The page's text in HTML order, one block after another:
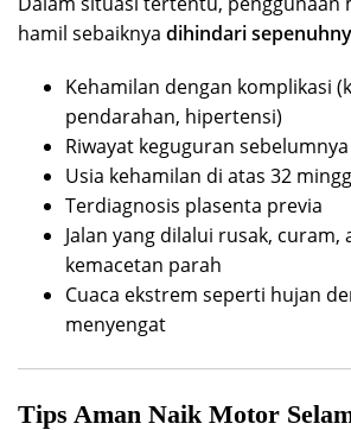
hamil sebaiknya dihindari
Kehamilan dengan komplikasi
pendarahan, hipertensi)
Riwayat keguguran sebelumnya
Usia kehamilan di atas 32
Terdiagnosis plasenta previa
Jalan yang dilalui rusak, curam,
kemacetan parah
Cuaca ekstrem seperti hujan
menyengat
Tips Aman Naik Motor